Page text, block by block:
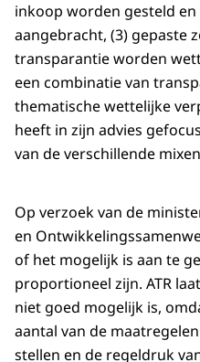
inkoop worden gesteld
aangebracht, (3) gepaste
transparantie worden
een combinatie van
thematische wettelijke
heeft in zijn advies
van de verschillende
Op verzoek van de
en
of het mogelijk is aan te
proportioneel zijn. ATR
niet goed mogelijk is,
aantal van de
stellen en de regeldruk